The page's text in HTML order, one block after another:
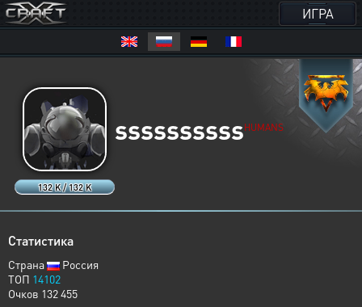
ИГРА
132 K / 132 K
ssssssssssHUMANS
Статистика
Страна
Россия
ТОП 14102
Очков 132 455